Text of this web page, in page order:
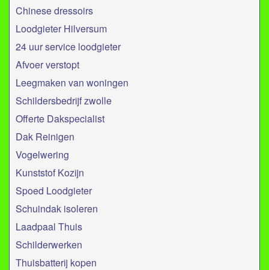
Chinese dressoirs
Loodgieter Hilversum
24 uur service loodgieter
Afvoer verstopt
Leegmaken van woningen
Schildersbedrijf zwolle
Offerte Dakspecialist
Dak Reinigen
Vogelwering
Kunststof Kozijn
Spoed Loodgieter
Schuindak isoleren
Laadpaal Thuis
Schilderwerken
Thuisbatterij kopen